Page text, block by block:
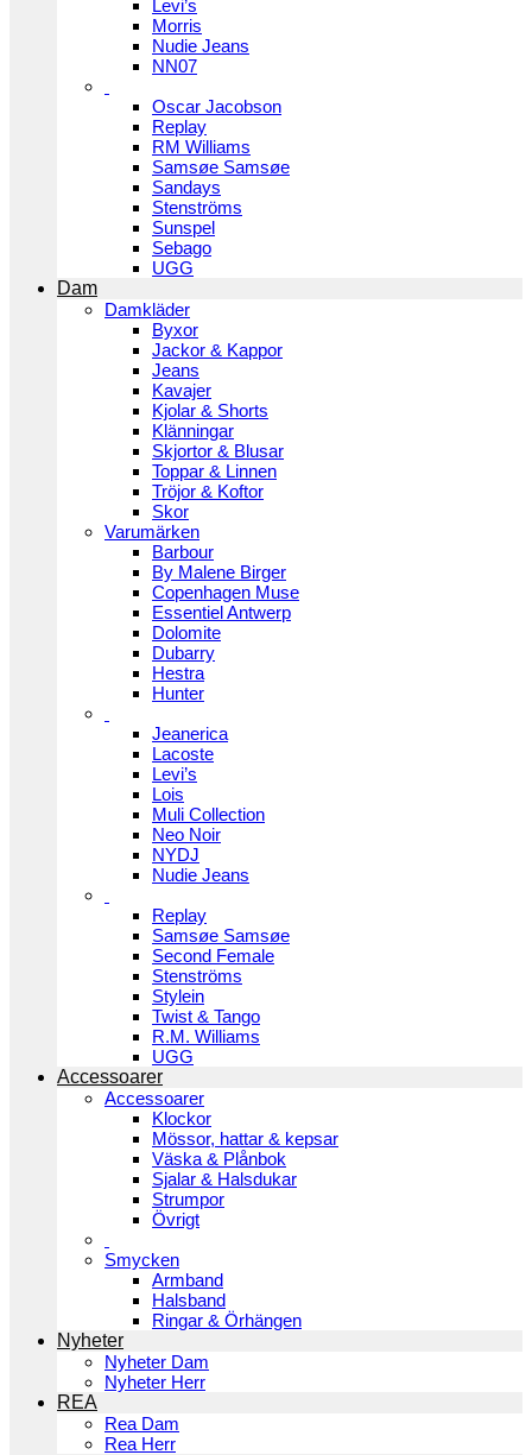
Levi’s
Morris
Nudie Jeans
NN07
Oscar Jacobson
Replay
RM Williams
Samsøe Samsøe
Sandays
Stenströms
Sunspel
Sebago
UGG
Dam
Damkläder
Byxor
Jackor & Kappor
Jeans
Kavajer
Kjolar & Shorts
Klänningar
Skjortor & Blusar
Toppar & Linnen
Tröjor & Koftor
Skor
Varumärken
Barbour
By Malene Birger
Copenhagen Muse
Essentiel Antwerp
Dolomite
Dubarry
Hestra
Hunter
Jeanerica
Lacoste
Levi’s
Lois
Muli Collection
Neo Noir
NYDJ
Nudie Jeans
Replay
Samsøe Samsøe
Second Female
Stenströms
Stylein
Twist & Tango
R.M. Williams
UGG
Accessoarer
Accessoarer
Klockor
Mössor, hattar & kepsar
Väska & Plånbok
Sjalar & Halsdukar
Strumpor
Övrigt
Smycken
Armband
Halsband
Ringar & Örhängen
Nyheter
Nyheter Dam
Nyheter Herr
REA
Rea Dam
Rea Herr